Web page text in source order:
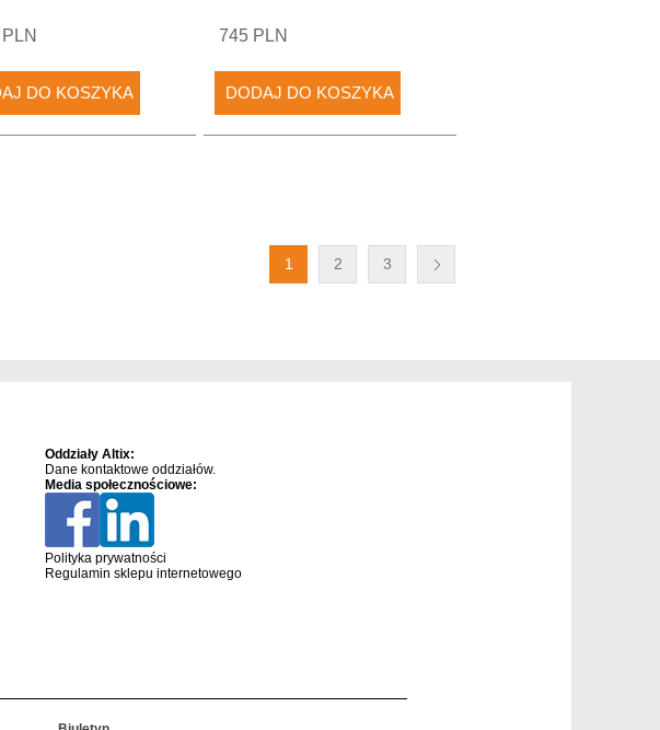
745 PLN
1 2 3
Oddziały Altix:
Dane kontaktowe oddziałów.
Media społecznościowe:
Polityka prywatności
Regulamin sklepu internetowego